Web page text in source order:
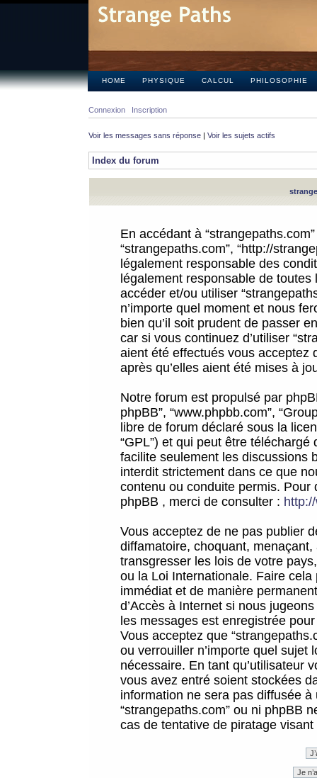
HOME PHYSIQUE CALCUL PHILOSOPHIE
Connexion Inscription
Voir les messages sans réponse | Voir les sujets actifs
Index du forum
En accédant à
“strangepaths.com”, “http://
légalement responsable des
légalement responsable de
accéder et/ou utiliser
n’importe quel moment et nous
bien qu’il soit prudent de passer
car si vous continuez d’utiliser
aient été effectués vous acceptez
après qu’elles aient été mises à
Notre forum est propulsé par
phpBB”, “www.phpbb.com”,
libre de forum déclaré sous la
“GPL”) et qui peut être téléchargé
facilite seulement les discussions
interdit strictement dans ce que
contenu ou conduite permis.
phpBB , merci de consulter :
Vous acceptez de ne pas publier
diffamatoire, choquant,
transgresser les lois de votre
ou la Loi Internationale. Faire
immédiat et de manière
d’Accès à Internet si nous
les messages est enregistrée
Vous acceptez que
ou verrouiller n’importe quel sujet
nécessaire. En tant qu’utilisateur
vous avez entré soient stockées
information ne sera pas diffusée
“strangepaths.com” ou ni phpBB
cas de tentative de piratage